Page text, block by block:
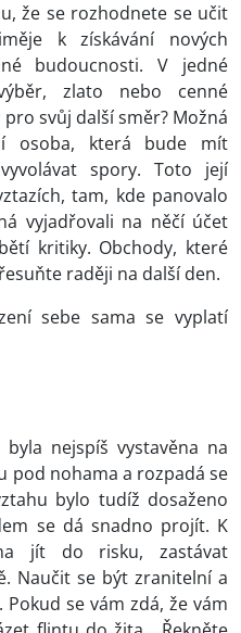
že se rozhodnete se učit
k získávání nových
budoucnosti. V jedné
zlato nebo cenné
svůj další směr? Možná
osoba, která bude mít
spory. Toto její
tam, kde panovalo
vyjadřovali na něčí účet
kritiky. Obchody, které
raději na další den.
sebe sama se vyplatí
nejspíš vystavěna na
pod nohama a rozpadá se
bylo tudíž dosaženo
se dá snadno projít. K
jít do risku, zastávat
Naučit se být zranitelní a
se vám zdá, že vám